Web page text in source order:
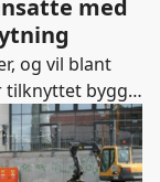
med
og vil blant
tilknyttet bygg-